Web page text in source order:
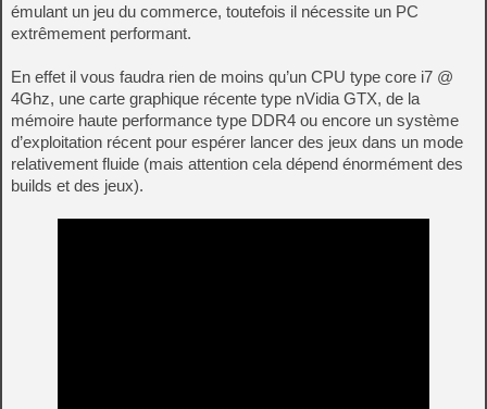
émulant un jeu du commerce, toutefois il nécessite un PC
extrêmement performant.
En effet il vous faudra rien de moins qu’un CPU type core i7 @
4Ghz, une carte graphique récente type nVidia GTX, de la
mémoire haute performance type DDR4 ou encore un système
d’exploitation récent pour espérer lancer des jeux dans un mode
relativement fluide (mais attention cela dépend énormément des
builds et des jeux).